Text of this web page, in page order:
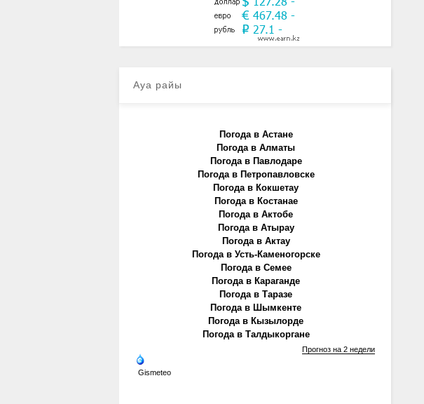
Ауа райы
Погода в Астане
Погода в Алматы
Погода в Павлодаре
Погода в Петропавловске
Погода в Кокшетау
Погода в Костанае
Погода в Актобе
Погода в Атырау
Погода в Актау
Погода в Усть-Каменогорске
Погода в Семее
Погода в Караганде
Погода в Таразе
Погода в Шымкенте
Погода в Кызылорде
Погода в Талдыкоргане
Gismeteo
Прогноз на 2 недели